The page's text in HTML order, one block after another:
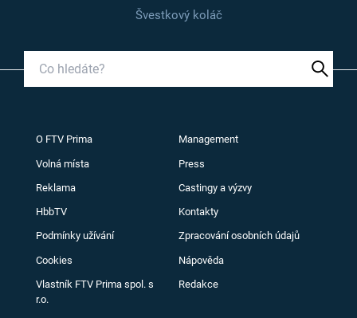
Švestkový koláč
O FTV Prima Management
Volná místa Press
Reklama Castingy a výzvy
HbbTV Kontakty
Podmínky užívání Zpracování osobních údajů
Cookies Nápověda
Vlastník FTV Prima spol. s
r.o.
Redakce